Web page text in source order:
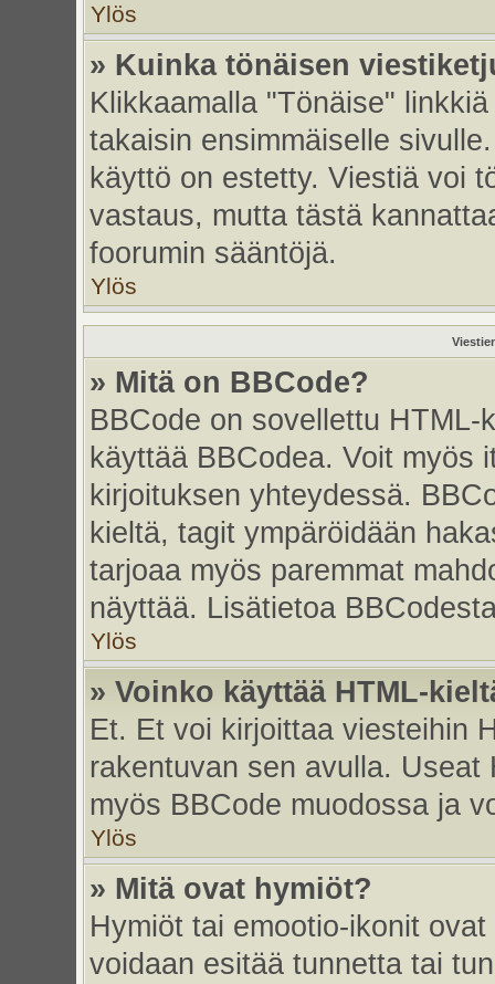
Ylös
» Kuinka tönäisen
Klikkaamalla "Tönäise"
takaisin ensimmäiselle
käyttö on estetty. Viestiä voi
vastaus, mutta tästä
foorumin sääntöjä.
Ylös
» Mitä on BBCode?
BBCode on sovellettu
käyttää BBCodea. Voit myös
kirjoituksen yhteydessä.
kieltä, tagit ympäröidään
tarjoaa myös paremmat
näyttää. Lisätietoa
Ylös
» Voinko käyttää HTML-
Et. Et voi kirjoittaa viesteihin
rakentuvan sen avulla.
myös BBCode muodossa ja
Ylös
» Mitä ovat hymiöt?
Hymiöt tai emootio-ikonit
voidaan esitää tunnetta tai